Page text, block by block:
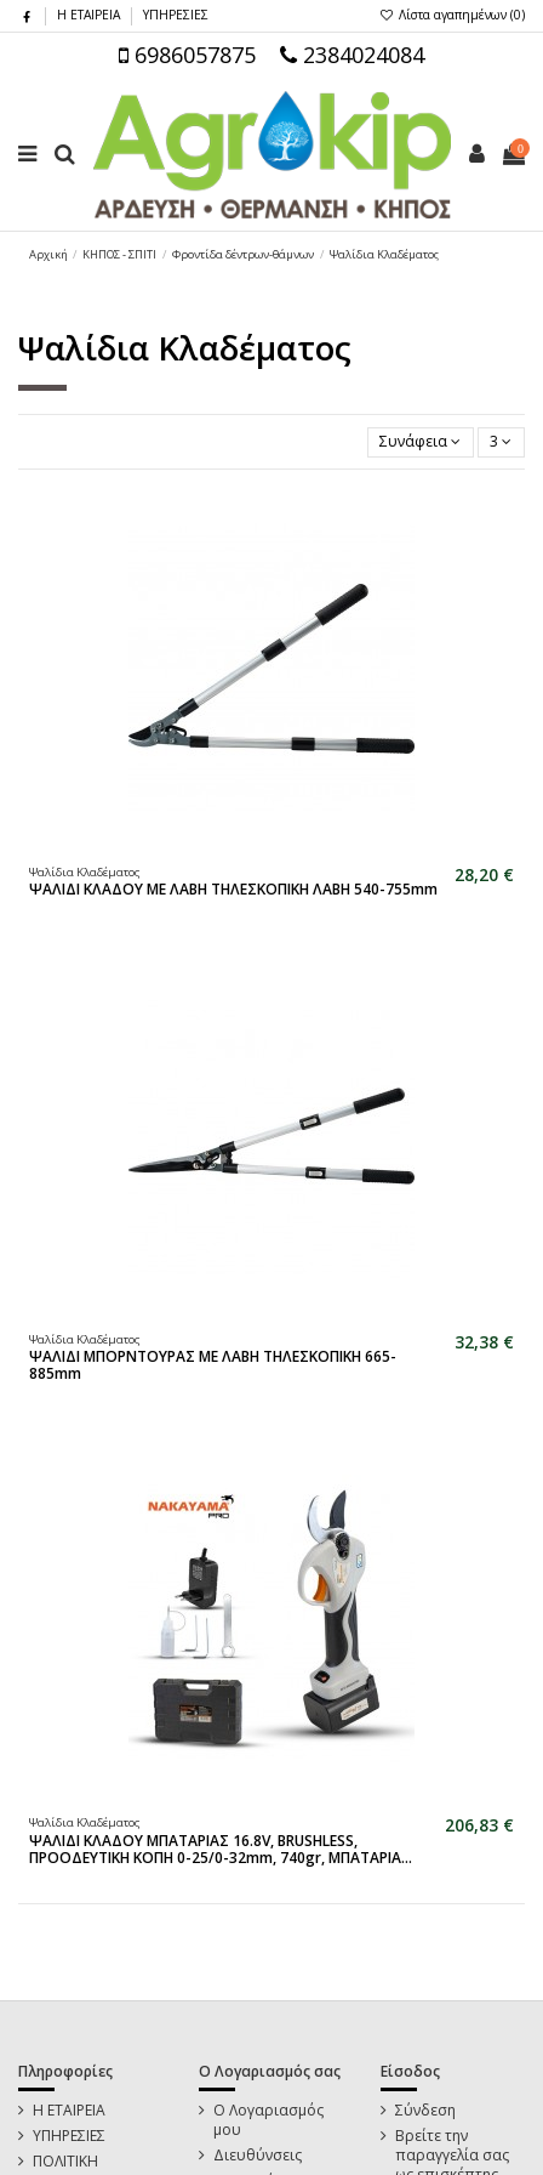
Η ΕΤΑΙΡΕΙΑ ΥΠΗΡΕΣΙΕΣ Λίστα αγαπημένων (0)
6986057875 2384024084
0
Αρχική ΚΗΠΟΣ - ΣΠΙΤΙ Φροντίδα δέντρων-θάμνων Ψαλίδια Κλαδέματος
Ψαλίδια Κλαδέματος
Συνάφεια 3
Ψαλίδια Κλαδέματος
ΨΑΛΙΔΙ ΚΛΑΔΟΥ ΜΕ ΛΑΒΗ ΤΗΛΕΣΚΟΠΙΚΗ ΛΑΒΗ 540-755mm
28,20 €
Ψαλίδια Κλαδέματος
ΨΑΛΙΔΙ ΜΠΟΡΝΤΟΥΡΑΣ ME ΛΑΒΗ ΤΗΛΕΣΚΟΠΙΚΗ 665-
885mm
32,38 €
Ψαλίδια Κλαδέματος
ΨΑΛΙΔΙ ΚΛΑΔΟΥ ΜΠΑΤΑΡΙΑΣ 16.8V, BRUSHLESS,
ΠΡΟΟΔΕΥΤΙΚΗ ΚΟΠΗ 0-25/0-32mm, 740gr, ΜΠΑΤΑΡΙΑ...
206,83 €
Πληροφορίες
Η ΕΤΑΙΡΕΙΑ
ΥΠΗΡΕΣΙΕΣ
ΠΟΛΙΤΙΚΗ
Ο Λογαριασμός σας
Ο Λογαριασμός
μου
Διευθύνσεις
Είσοδος
Σύνδεση
Βρείτε την
παραγγελία σας